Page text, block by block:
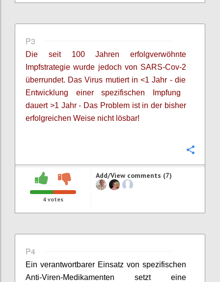
P3
Die seit 100 Jahren erfolgverwöhnte
Impfstrategie wurde jedoch von SARS-Cov-2
überrundet. Das Virus mutiert in <1 Jahr - die
Entwicklung einer spezifischen Impfung
dauert >1 Jahr - Das Problem ist in der bisher
erfolgreichen Weise nicht lösbar!
4 votes
Add/View comments (7)
P4
Ein verantwortbarer Einsatz von spezifischen
Anti-Viren-Medikamenten setzt eine